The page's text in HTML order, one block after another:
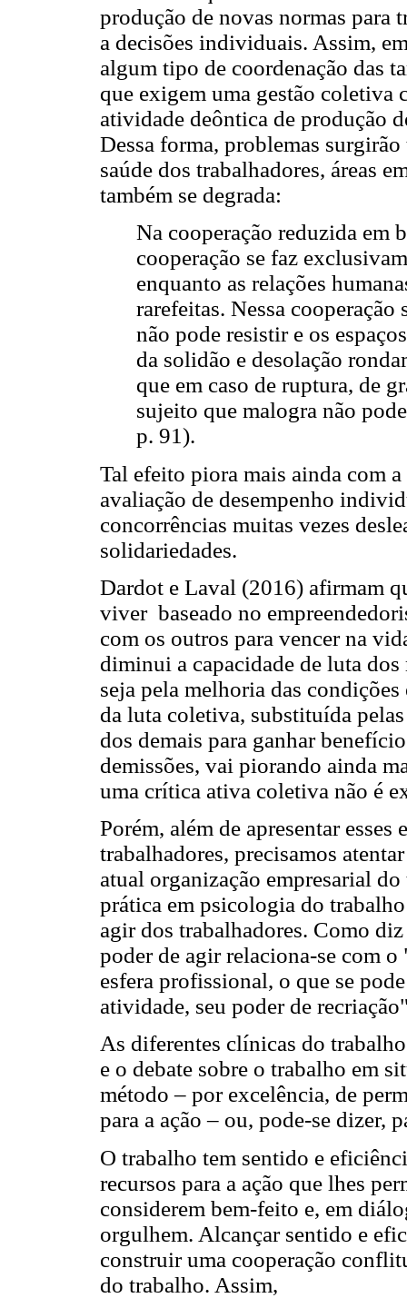
produção de novas normas para
a decisões individuais. Assim,
algum tipo de coordenação das
que exigem uma gestão coletiva
atividade deôntica de produção
Dessa forma, problemas
saúde dos trabalhadores, áreas
também se degrada:
Na cooperação reduzida em
cooperação se faz
enquanto as relações
rarefeitas. Nessa
não pode resistir e os
da solidão e desolação
que em caso de ruptura, de
sujeito que malogra não
p. 91).
Tal efeito piora mais ainda com
avaliação de desempenho
concorrências muitas vezes
solidariedades.
Dardot e Laval (2016) afirmam
viver baseado no
com os outros para vencer na
diminui a capacidade de luta
seja pela melhoria das
da luta coletiva, substituída
dos demais para ganhar
demissões, vai piorando ainda
uma crítica ativa coletiva não é
Porém, além de apresentar
trabalhadores, precisamos
atual organização empresarial
prática em psicologia do
agir dos trabalhadores. Como
poder de agir relaciona-se com
esfera profissional, o que se
atividade, seu poder de
As diferentes clínicas do
e o debate sobre o trabalho em
método – por excelência, de
para a ação – ou, pode-se dizer,
O trabalho tem sentido e
recursos para a ação que lhes
considerem bem-feito e, em
orgulhem. Alcançar sentido e
construir uma cooperação
do trabalho. Assim,